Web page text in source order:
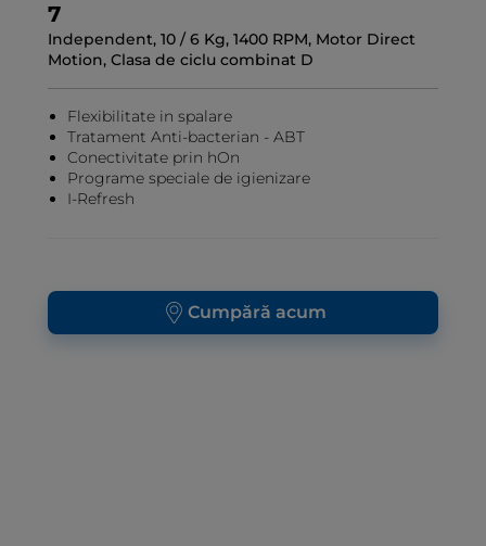
7
Independent, 10 / 6 Kg, 1400 RPM, Motor Direct
Motion, Clasa de ciclu combinat D
Flexibilitate in spalare
Tratament Anti-bacterian - ABT
Conectivitate prin hOn
Programe speciale de igienizare
I-Refresh
Cumpără acum